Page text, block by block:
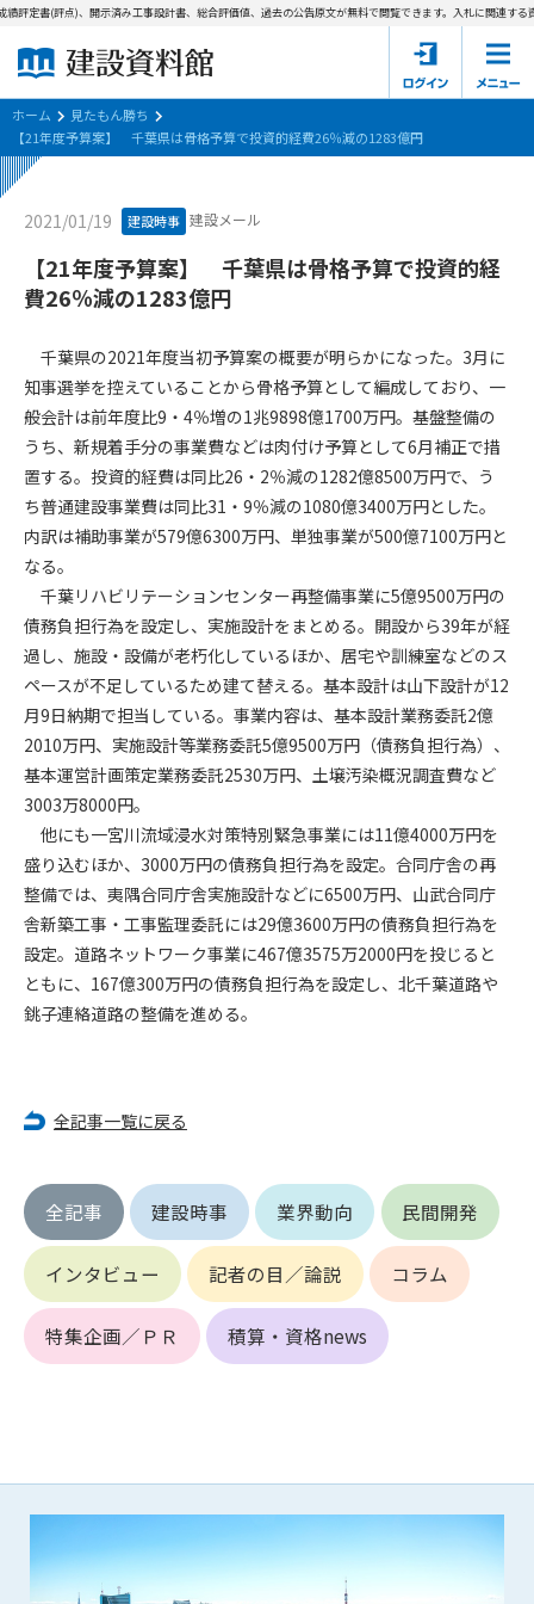
建設資料館とは
東京都の入札資料
国土交通省の入札資料
見たもん勝ち
会員登録について
サポーター会員一覧
会社概要 お問い合わせ
個人情報保護方針
会員規約
定書(評点)、開示済み工事設計書、総合評価値、過去の公告原文が無料で閲覧できます。入札に関連する資
ホーム
見たもん勝ち
【21年度予算案】 千葉県は骨格予算で投資的経費26％減の1283億円
2021/01/19 建設時事 建設メール
【21年度予算案】 千葉県は骨格予算で投資的経
費26％減の1283億円
千葉県の2021年度当初予算案の概要が明らかになった。3月に
知事選挙を控えていることから骨格予算として編成しており、一
般会計は前年度比9・4％増の1兆9898億1700万円。基盤整備の
うち、新規着手分の事業費などは肉付け予算として6月補正で措
置する。投資的経費は同比26・2％減の1282億8500万円で、う
ち普通建設事業費は同比31・9％減の1080億3400万円とした。
内訳は補助事業が579億6300万円、単独事業が500億7100万円と
なる。
千葉リハビリテーションセンター再整備事業に5億9500万円の
債務負担行為を設定し、実施設計をまとめる。開設から39年が経
過し、施設・設備が老朽化しているほか、居宅や訓練室などのス
ペースが不足しているため建て替える。基本設計は山下設計が12
月9日納期で担当している。事業内容は、基本設計業務委託2億
2010万円、実施設計等業務委託5億9500万円（債務負担行為）、
基本運営計画策定業務委託2530万円、土壌汚染概況調査費など
3003万8000円。
他にも一宮川流域浸水対策特別緊急事業には11億4000万円を
盛り込むほか、3000万円の債務負担行為を設定。合同庁舎の再
整備では、夷隅合同庁舎実施設計などに6500万円、山武合同庁
舎新築工事・工事監理委託には29億3600万円の債務負担行為を
設定。道路ネットワーク事業に467億3575万2000円を投じると
ともに、167億300万円の債務負担行為を設定し、北千葉道路や
銚子連絡道路の整備を進める。
全記事一覧に戻る
全記事 建設時事 業界動向 民間開発
インタビュー 記者の目／論説 コラム
特集企画／ＰＲ 積算・資格news
第1条（規約の目的）
会員サービスの利用条件等について定めるものです。
2. 管理者が建設資料館WEB上で随時掲載するルールは本規約の
一部を構成するものとします。
第2条（規約の変更）
本規約は、会員の了承を得ることなく、随時変更されることが
あります。変更内容は、建設資料館WEB上に表示した時点で直
ちに全ての会員が了承したものとみなします。
第4条（会員審査および資格の取り消し）
会員とは、本規約を承諾の上、所定の会員申込手続きを完了
後、管理者がこれを承認した者をいいます。
第4条（会員の定義と登録）
1. 管理者は前条により審査の結果、会員申込みをした者が以下
の何れかの項目に該当することがわかった場合、その者の会
員としての権限を承認しないことがあります。
(1) 会員申し込みをした者が実在しなかった場合
(2) 本規約に違反した場合/li>
(3) 会員申し込みの際、申告事項に虚偽があった場合
(4) 会員申込者が管理者所定の手続き通りに会員申込手続き処
理を行わなかった場合
(5) その他管理者が会員とすることを不適当と判断した場合
2. 管理者は承認後であっても承認した会員が前項の何れかに該
当することが判明した場合、会員資格を取り消すことがあり
ます。
用および管理について責任を負うものとします。
その他形態を問わず、第三者に利用させることはできませ
ん。
3. 会員は、IDおよびパスワードの管理不十分、使用上の過誤、
第三者（他の会員を含む）の使用等による損害について責任
を負うものとし、管理者は一切責任を負いません。
第6条（会員の禁止事項）
1. 会員は建設資料館WEB上で以下の行為をしないものとしま
(2) 第三者または管理者の財産、プライバシー等を侵害する行
(3) 第三者または管理者を誹謗中傷する行為
(4) 有害なコンピュータプログラム等を送信又は書き込む行為
(5) 第三者に不利益を与える行為